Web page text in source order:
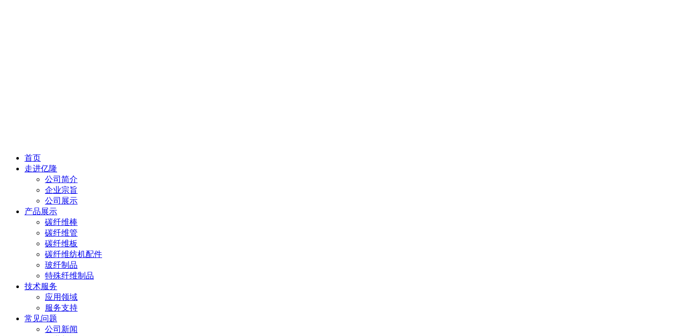
首页
走进亿隆
公司简介
企业宗旨
公司展示
产品展示
碳纤维棒
碳纤维管
碳纤维板
碳纤维纺机配件
玻纤制品
特殊纤维制品
技术服务
应用领域
服务支持
常见问题
公司新闻